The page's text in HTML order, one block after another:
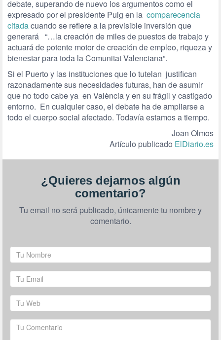
debate, superando de nuevo los argumentos como el
expresado por el presidente Puig en la comparecencia
citadacuando se refiere a la previsible inversión que
generará “…la creación de miles de puestos de trabajo y
actuará de potente motor de creación de empleo, riqueza y
bienestar para toda la Comunitat Valenciana”.
Si el Puerto y las instituciones que lo tutelan justifican
razonadamente sus necesidades futuras, han de asumir
que no todo cabe ya en València y en su frágil y castigado
entorno. En cualquier caso, el debate ha de ampliarse a
todo el cuerpo social afectado. Todavía estamos a tiempo.
Joan Olmos
Artículo publicado ElDiario.es
¿Quieres dejarnos algún
comentario?
Tu email no será publicado, únicamente tu nombre y
comentario.